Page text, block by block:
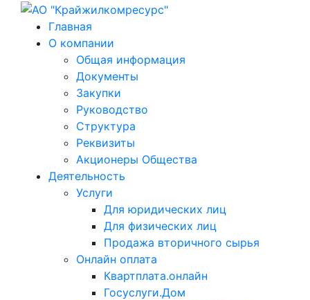
Главная
О компании
Общая информация
Документы
Закупки
Руководство
Структура
Реквизиты
Акционеры Общества
Деятельность
Услуги
Для юридических лиц
Для физических лиц
Продажа вторичного сырья
Онлайн оплата
Квартплата.онлайн
Госуслуги.Дом